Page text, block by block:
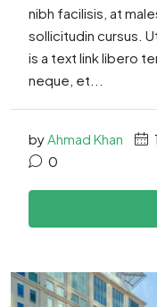
nibh facilisis, at
sollicitudin cursus.
is a text link libero
neque, et...
byAhmad Khan
0